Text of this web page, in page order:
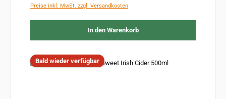
Preise inkl. MwSt. zzgl. Versandkosten
In den Warenkorb
Bald wieder verfügbar